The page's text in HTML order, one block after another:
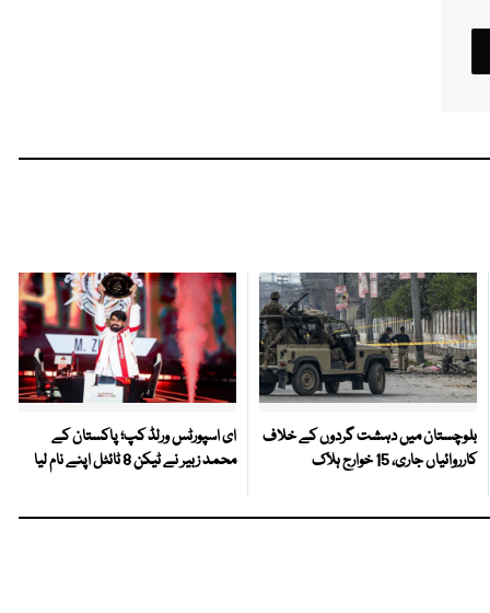
بلوچستان میں دہشت گردوں کے خلاف
کارروائیاں جاری، 15 خوارج ہلاک
ای اسپورٹس ورلڈ کپ؛ پاکستان کے
محمد زبیر نے ٹیکن 8 ٹائٹل اپنے نام لیا